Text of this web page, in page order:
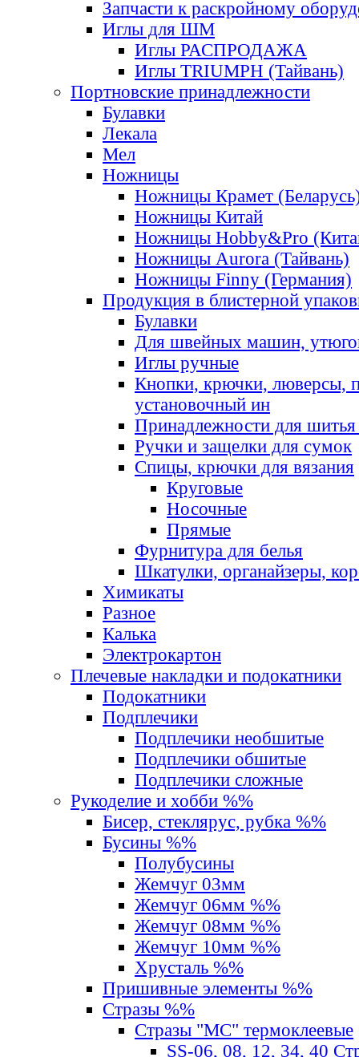
Запчасти к раскройному
Иглы для ШМ
Иглы РАСПРОДАЖА
Иглы TRIUMPH (Тайвань)
Портновские принадлежности
Булавки
Лекала
Мел
Ножницы
Ножницы Крамет
Ножницы Китай
Ножницы Hobby&Pro
Ножницы Aurora (Тайвань)
Ножницы Finny (Германия)
Продукция в блистерной
Булавки
Для швейных машин,
Иглы ручные
Кнопки, крючки, люверсы,
установочный ин
Принадлежности для шитья
Ручки и защелки для сумок
Спицы, крючки для вязания
Круговые
Носочные
Прямые
Фурнитура для белья
Шкатулки, органайзеры,
Химикаты
Разное
Калька
Электрокартон
Плечевые накладки и подокатники
Подокатники
Подплечики
Подплечики необшитые
Подплечики обшитые
Подплечики сложные
Рукоделие и хобби %%
Бисер, стеклярус, рубка %%
Бусины %%
Полубусины
Жемчуг 03мм
Жемчуг 06мм %%
Жемчуг 08мм %%
Жемчуг 10мм %%
Хрусталь %%
Пришивные элементы %%
Стразы %%
Стразы "MС" термоклеевые
SS-06, 08, 12, 34, 40